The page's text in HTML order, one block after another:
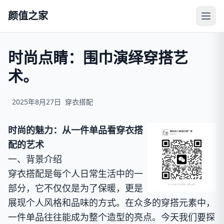
颜值之家
时尚点睛：围巾演绎穿搭艺
术。
2025年8月27日 穿衣搭配
时尚的魅力：从一件单品看穿衣搭
配的艺术
一、背景介绍
穿衣搭配是每个人日常生活中的一
部分，它不仅仅是为了保暖，更是
展现个人风格和品味的方式。在众多的穿搭元素中，
一件单品往往能成为整个造型的亮点。今天我们要探